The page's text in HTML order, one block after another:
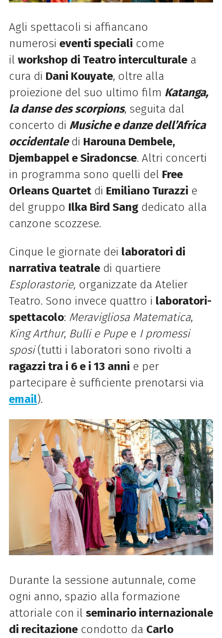
Agli spettacoli si affiancano
numerosi eventi speciali come
il workshop di Teatro interculturalea
cura di Dani Kouyate, oltre alla
proiezione del suo ultimo film Katanga,
la danse des scorpions, seguita dal
concerto di Musicheedanze dell’Africa
occidentaledi Harouna Dembele,
DjembappeleSiradoncse. Altri concerti
in programma sono quelli del Free
Orleans Quartetdi Emiliano Turazzi e
del gruppo Ilka Bird Sangdedicato alla
canzone scozzese.
Cinque le giornate dei laboratori di
narrativa teatraledi quartiere
Esplorastorie, organizzate da Atelier
Teatro. Sono invece quattro i laboratori-
spettacolo: Meravigliosa Matematica,
King Arthur, Bulli ePupe e I promessi
sposi(tutti i laboratori sono rivolti a
ragazzi tra i 6ei 13 anni e per
partecipare è sufficiente prenotarsi via
email).
Durante la sessione autunnale, come
ogni anno, spazio alla formazione
attoriale con il seminario internazionale
di recitazionecondotto da Carlo